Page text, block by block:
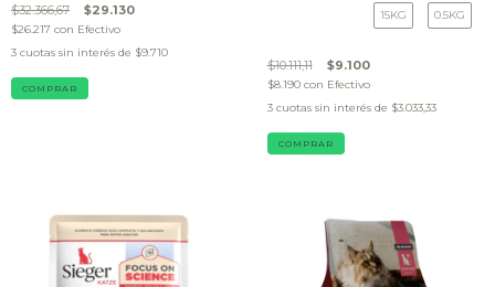
$32.366,67 $29.130
$26.217 con Efectivo
3 cuotas sin interés de $9.710
COMPRAR
15KG 0.5KG
$10.111,11 $9.100
$8.190 con Efectivo
3 cuotas sin interés de $3.033,33
COMPRAR